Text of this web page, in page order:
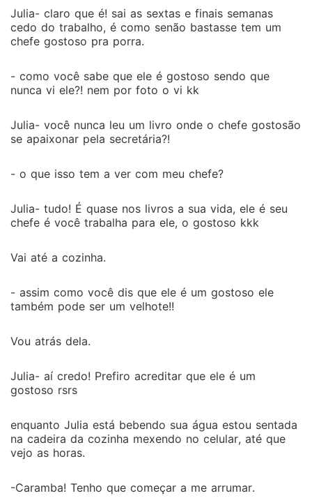
Julia- claro que é! sai as sextas e finais semanas
cedo do trabalho, é como senão bastasse tem um
chefe gostoso pra porra.
- como você sabe que ele é gostoso sendo que
nunca vi ele?! nem por foto o vi kk
Julia- você nunca leu um livro onde o chefe gostosão
se apaixonar pela secretária?!
- o que isso tem a ver com meu chefe?
Julia- tudo! É quase nos livros a sua vida, ele é seu
chefe é você trabalha para ele, o gostoso kkk
Vai até a cozinha.
- assim como você dis que ele é um gostoso ele
também pode ser um velhote!!
Vou atrás dela.
Julia- aí credo! Prefiro acreditar que ele é um
gostoso rsrs
enquanto Julia está bebendo sua água estou sentada
na cadeira da cozinha mexendo no celular, até que
vejo as horas.
-Caramba! Tenho que começar a me arrumar.